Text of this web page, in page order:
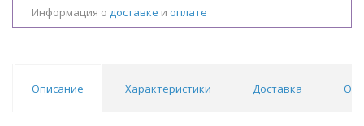
Информация о доставке и оплате
Описание Характеристики Доставка